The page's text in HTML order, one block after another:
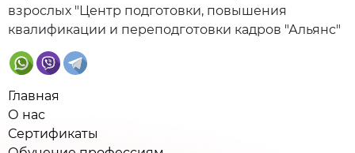
взрослых "Центр подготовки, повышения
квалификации и переподготовки кадров "Альянс"
Главная
О нас
Сертификаты